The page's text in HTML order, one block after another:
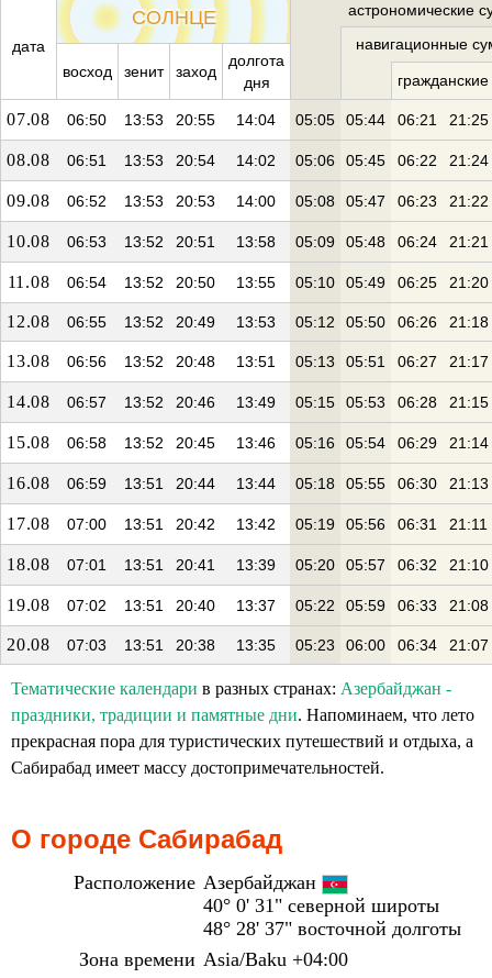
дата
СОЛНЦЕ
астрономические
навигационные
восход
зенит заход
долгота
дня
гражданские
07.08 06:50 13:53 20:55 14:04 05:05 05:44 06:21 21:25
08.08 06:51 13:53 20:54 14:02 05:06 05:45 06:22 21:24
09.08 06:52 13:53 20:53 14:00 05:08 05:47 06:23 21:22
10.08 06:53 13:52 20:51 13:58 05:09 05:48 06:24 21:21
11.08 06:54 13:52 20:50 13:55 05:10 05:49 06:25 21:20
12.08 06:55 13:52 20:49 13:53 05:12 05:50 06:26 21:18
13.08 06:56 13:52 20:48 13:51 05:13 05:51 06:27 21:17
14.08 06:57 13:52 20:46 13:49 05:15 05:53 06:28 21:15
15.08 06:58 13:52 20:45 13:46 05:16 05:54 06:29 21:14
16.08 06:59 13:51 20:44 13:44 05:18 05:55 06:30 21:13
17.08 07:00 13:51 20:42 13:42 05:19 05:56 06:31 21:11
18.08 07:01 13:51 20:41 13:39 05:20 05:57 06:32 21:10
19.08 07:02 13:51 20:40 13:37 05:22 05:59 06:33 21:08
20.08 07:03 13:51 20:38 13:35 05:23 06:00 06:34 21:07
Тематические календари в разных странах: Азербайджан -
праздники, традиции и памятные дни. Напоминаем, что лето
прекрасная пора для туристических путешествий и отдыха, а
Сабирабад имеет массу достопримечательностей.
О городе Сабирабад
Расположение Азербайджан
40° 0' 31" северной широты
48° 28' 37" восточной долготы
Зона времени Asia/Baku +04:00